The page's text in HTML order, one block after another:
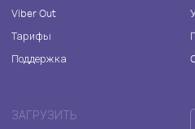
Viber Out
Тарифы
Поддержка
ЗАГРУЗИТЬ